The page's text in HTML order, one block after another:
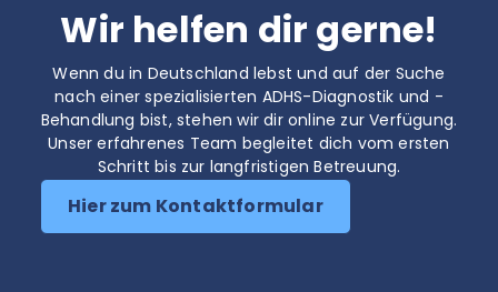
Wir helfen dir gerne!
Wenn du in Deutschland lebst und auf der Suche
nach einer spezialisierten ADHS-Diagnostik und -
Behandlung bist, stehen wir dir online zur Verfügung.
Unser erfahrenes Team begleitet dich vom ersten
Schritt bis zur langfristigen Betreuung.
Hier zum Kontaktformular